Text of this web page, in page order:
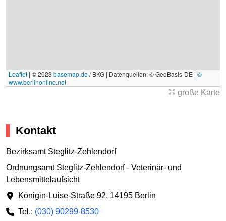
Leaflet | © 2023 basemap.de/ BKG | Datenquellen: © GeoBasis-DE | ©
www.berlinonline.net
große Karte
Kontakt
Bezirksamt Steglitz-Zehlendorf
Ordnungsamt Steglitz-Zehlendorf - Veterinär- und
Lebensmittelaufsicht
Königin-Luise-Straße 92, 14195 Berlin
Tel.: (030) 90299-8530